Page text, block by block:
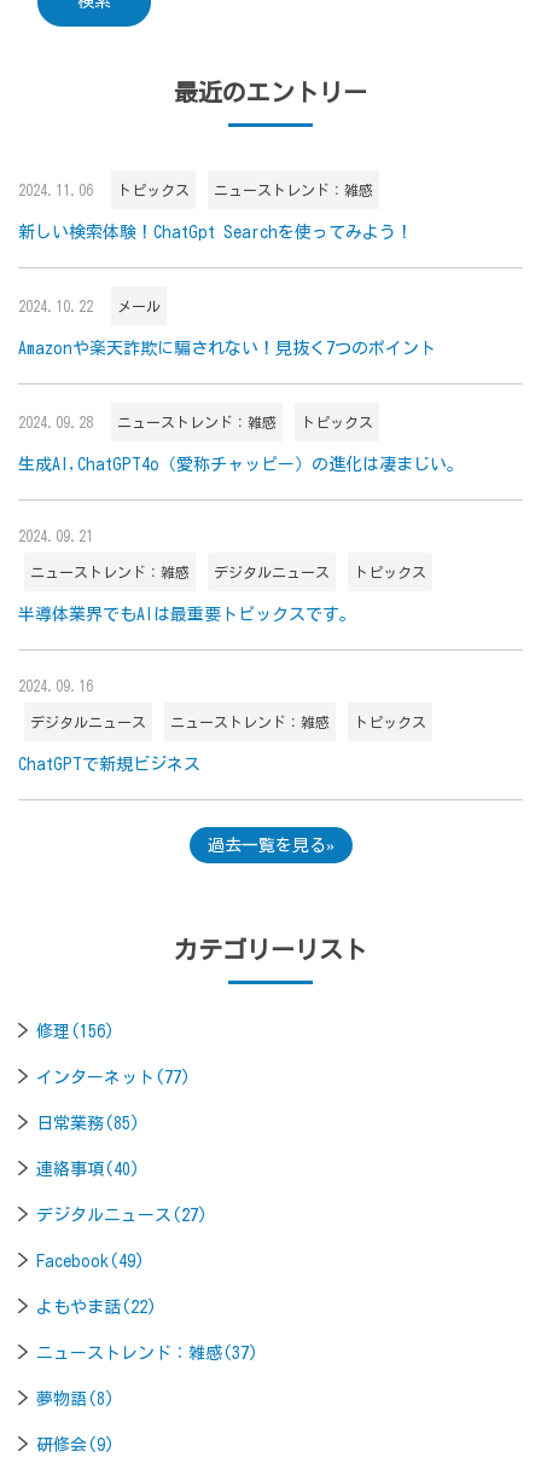
最近のエントリー
2024.11.06 トピックス ニューストレンド：雑感
新しい検索体験！ChatGpt Searchを使ってみよう！
2024.10.22 メール
Amazonや楽天詐欺に騙されない！見抜く7つのポイント
2024.09.28 ニューストレンド：雑感 トピックス
生成AI,ChatGPT4o（愛称チャッピー）の進化は凄まじい。
2024.09.21
ニューストレンド：雑感 デジタルニュース トピックス
半導体業界でもAIは最重要トピックスです。
2024.09.16
デジタルニュース ニューストレンド：雑感 トピックス
ChatGPTで新規ビジネス
過去一覧を見る
カテゴリーリスト
修理(156)
インターネット(77)
日常業務(85)
連絡事項(40)
デジタルニュース(27)
Facebook(49)
よもやま話(22)
ニューストレンド：雑感(37)
夢物語(8)
研修会(9)